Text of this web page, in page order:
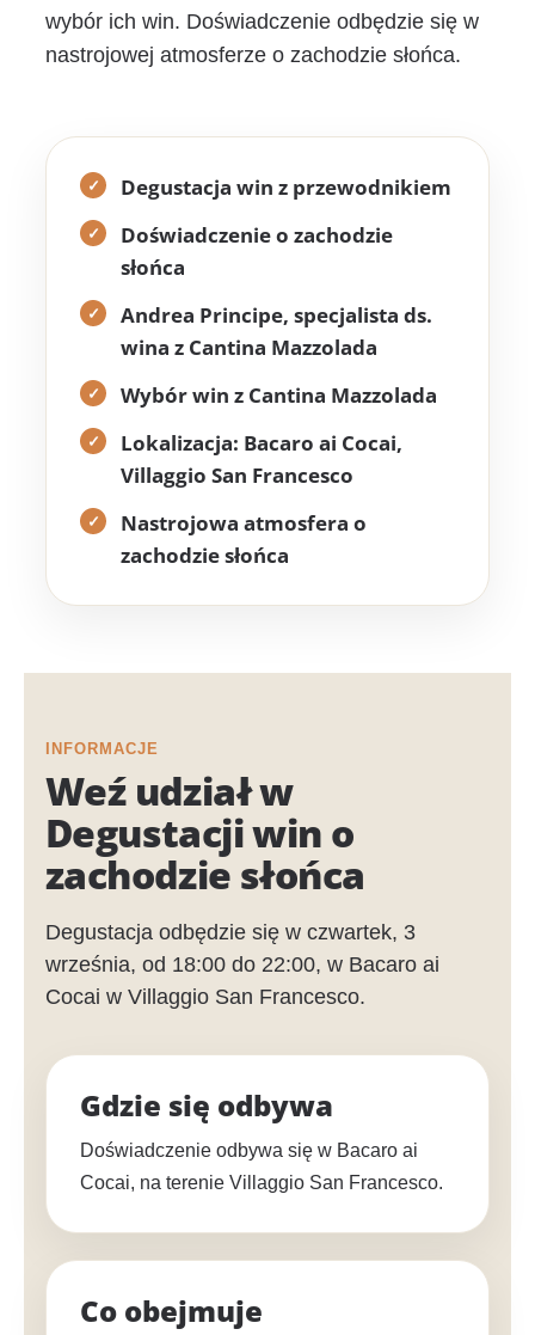
wybór ich win. Doświadczenie odbędzie się w
nastrojowej atmosferze o zachodzie słońca.
Degustacja win z przewodnikiem
Doświadczenie o zachodzie
słońca
Andrea Principe, specjalista ds.
wina z Cantina Mazzolada
Wybór win z Cantina Mazzolada
Lokalizacja: Bacaro ai Cocai,
Villaggio San Francesco
Nastrojowa atmosfera o
zachodzie słońca
INFORMACJE
Weź udział w
Degustacji win o
zachodzie słońca
Degustacja odbędzie się w czwartek, 3
września, od 18:00 do 22:00, w Bacaro ai
Cocai w Villaggio San Francesco.
Gdzie się odbywa
Doświadczenie odbywa się w Bacaro ai
Cocai, na terenie Villaggio San Francesco.
Co obejmuje